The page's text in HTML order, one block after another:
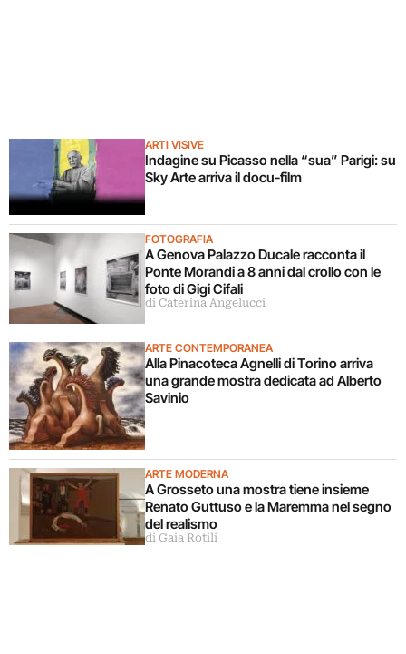
ARTI VISIVE
Indagine su Picasso nella “sua” Parigi: su
Sky Arte arriva il docu-film
FOTOGRAFIA
A Genova Palazzo Ducale racconta il
Ponte Morandi a 8 anni dal crollo con le
foto di Gigi Cifali
di Caterina Angelucci
ARTE CONTEMPORANEA
Alla Pinacoteca Agnelli di Torino arriva
una grande mostra dedicata ad Alberto
Savinio
ARTE MODERNA
A Grosseto una mostra tiene insieme
Renato Guttuso e la Maremma nel segno
del realismo
di Gaia Rotili